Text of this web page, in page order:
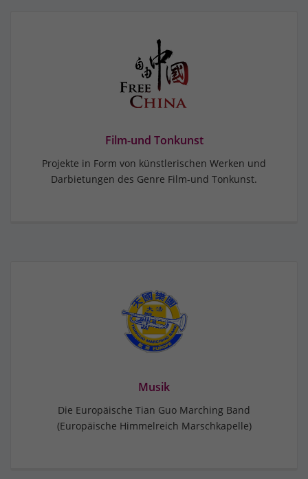
Film-und Tonkunst
Projekte in Form von künstlerischen Werken und
Darbietungen des Genre Film-und Tonkunst.
Musik
Die Europäische Tian Guo Marching Band
(Europäische Himmelreich Marschkapelle)